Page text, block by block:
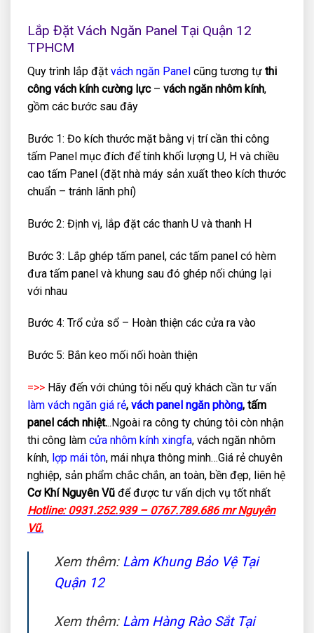
Lắp Đặt Vách Ngăn Panel Tại Quận 12
TPHCM
Quy trình lắp đặt vách ngăn Panel cũng tương tự thi
công vách kính cường lực– vách ngăn nhôm kính,
gồm các bước sau đây
Bước 1: Đo kích thước mặt bằng vị trí cần thi công
tấm Panel mục đích để tính khối lượng U, H và chiều
cao tấm Panel (đặt nhà máy sản xuất theo kích thước
chuẩn – tránh lãnh phí)
Bước 2: Định vị, lắp đặt các thanh U và thanh H
Bước 3: Lắp ghép tấm panel, các tấm panel có hèm
đưa tấm panel và khung sau đó ghép nối chúng lại
với nhau
Bước 4: Trổ cửa sổ – Hoàn thiện các cửa ra vào
Bước 5: Bắn keo mối nối hoàn thiện
=>> Hãy đến với chúng tôi nếu quý khách cần tư vấn
làm vách ngăn giá rẻ, vách panel ngăn phòng, tấm
panel cách nhiệt...Ngoài ra công ty chúng tôi còn nhận
thi công làm cửa nhôm kính xingfa, vách ngăn nhôm
kính, lợp mái tôn, mái nhựa thông minh…Giá rẻ chuyên
nghiệp, sản phẩm chắc chắn, an toàn, bền đẹp, liên hệ
Cơ Khí Nguyên Vũ để được tư vấn dịch vụ tốt nhất
Hotline: 0931.252.939 – 0767.789.686 mr Nguyên
Vũ.
Xem thêm: Làm Khung Bảo Vệ Tại
Quận 12
Xem thêm: Làm Hàng Rào Sắt Tại